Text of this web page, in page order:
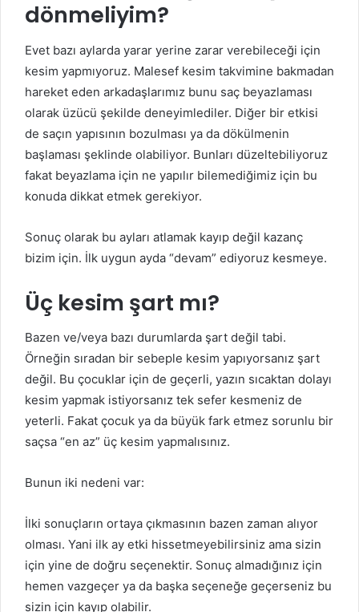
dönmeliyim?
Evet bazı aylarda yarar yerine zarar verebileceği için
kesim yapmıyoruz. Malesef kesim takvimine bakmadan
hareket eden arkadaşlarımız bunu saç beyazlaması
olarak üzücü şekilde deneyimlediler. Diğer bir etkisi
de saçın yapısının bozulması ya da dökülmenin
başlaması şeklinde olabiliyor. Bunları düzeltebiliyoruz
fakat beyazlama için ne yapılır bilemediğimiz için bu
konuda dikkat etmek gerekiyor.
Sonuç olarak bu ayları atlamak kayıp değil kazanç
bizim için. İlk uygun ayda “devam” ediyoruz kesmeye.
Üç kesim şart mı?
Bazen ve/veya bazı durumlarda şart değil tabi.
Örneğin sıradan bir sebeple kesim yapıyorsanız şart
değil. Bu çocuklar için de geçerli, yazın sıcaktan dolayı
kesim yapmak istiyorsanız tek sefer kesmeniz de
yeterli. Fakat çocuk ya da büyük fark etmez sorunlu bir
saçsa “en az” üç kesim yapmalısınız.
Bunun iki nedeni var:
İlki sonuçların ortaya çıkmasının bazen zaman alıyor
olması. Yani ilk ay etki hissetmeyebilirsiniz ama sizin
için yine de doğru seçenektir. Sonuç almadığınız için
hemen vazgeçer ya da başka seçeneğe geçerseniz bu
sizin için kayıp olabilir.